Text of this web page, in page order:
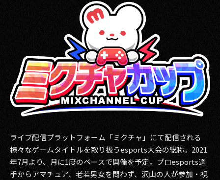
ライブ配信プラットフォーム「ミクチャ」にて配信される
様々なゲームタイトルを取り扱うesports大会の総称。2021
年7月より、月に1度のペースで開催を予定。プロesports選
手からアマチュア、老若男女を問わず、沢山の人が参加・視